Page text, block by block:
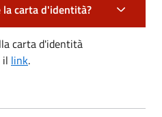
la carta d'identità?
carta d'identità
il link.